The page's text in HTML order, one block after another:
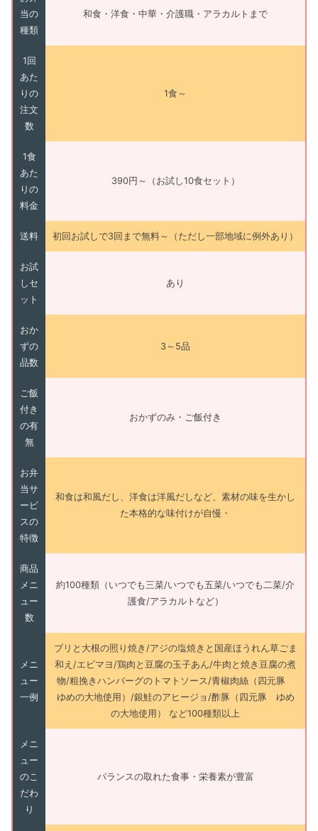
当の
種類
和食・洋食・中華・介護職・アラカルトまで
1回
あた
りの
注文
数
1食～
1食
あた
りの
料金
390円～（お試し10食セット）
送料 初回お試しで3回まで無料～（ただし一部地域に例外あり）
お試
しセ
ット
あり
おか
ずの
品数
3～5品
ご飯
付き
の有
無
おかずのみ・ご飯付き
お弁
当サ
ービ
スの
特徴
和食は和風だし、洋食は洋風だしなど、素材の味を生かし
た本格的な味付けが自慢・
商品
メニ
ュー
数
約100種類（いつでも三菜/いつでも五菜/いつでも二菜/介
護食/アラカルトなど）
メニ
ュー
一例
ブリと大根の照り焼き/アジの塩焼きと国産ほうれん草ごま
和え/エビマヨ/鶏肉と豆腐の玉子あん/牛肉と焼き豆腐の煮
物/粗挽きハンバーグのトマトソース/青椒肉絲（四元豚
ゆめの大地使用）/銀鮭のアヒージョ/酢豚（四元豚 ゆめ
の大地使用） など100種類以上
メニ
ュー
のこ
だわ
り
バランスの取れた食事・栄養素が豊富